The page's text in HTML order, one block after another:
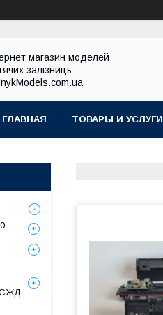
магазин моделей
залізниць -
ГЛАВНАЯ ТОВАРЫ И УСЛУГИ
СЖД,